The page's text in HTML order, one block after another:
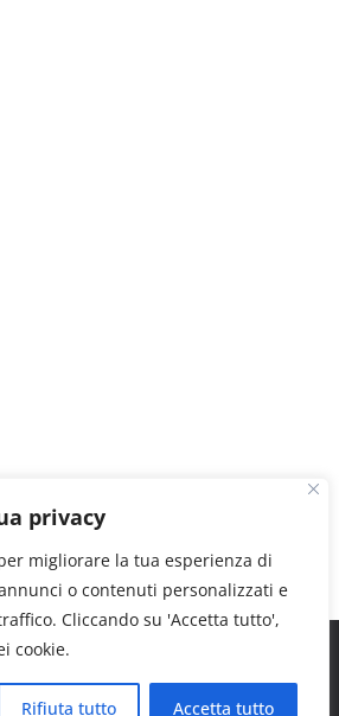
privacy
migliorare la tua esperienza di
o contenuti personalizzati e
Cliccando su 'Accetta tutto',
cookie.
Rifiuta tutto Accetta tutto
Tech Blog Lab. Tutti i diritti riservati.